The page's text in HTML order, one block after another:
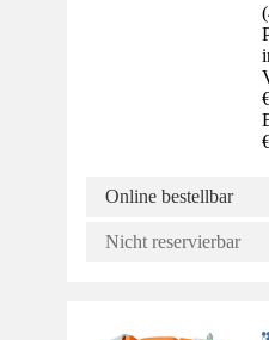
(
Online bestellbar
Nicht reservierbar